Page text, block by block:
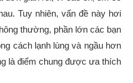
Tuy nhiên, vấn đề này hơi
thường, phần lớn các bạn
cách lạnh lùng và ngầu hơn
là điểm chung được ưa thích